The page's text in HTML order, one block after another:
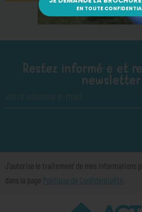
Restez informé·e et
J'autorise le traitement de mes informations
dans la page Politique de Confidentialité.